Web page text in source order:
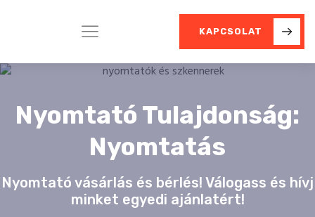
KAPCSOLAT
Nyomtató Tulajdonság:
Nyomtatás
Nyomtató vásárlás és bérlés! Válogass és hívj
minket egyedi ajánlatért!